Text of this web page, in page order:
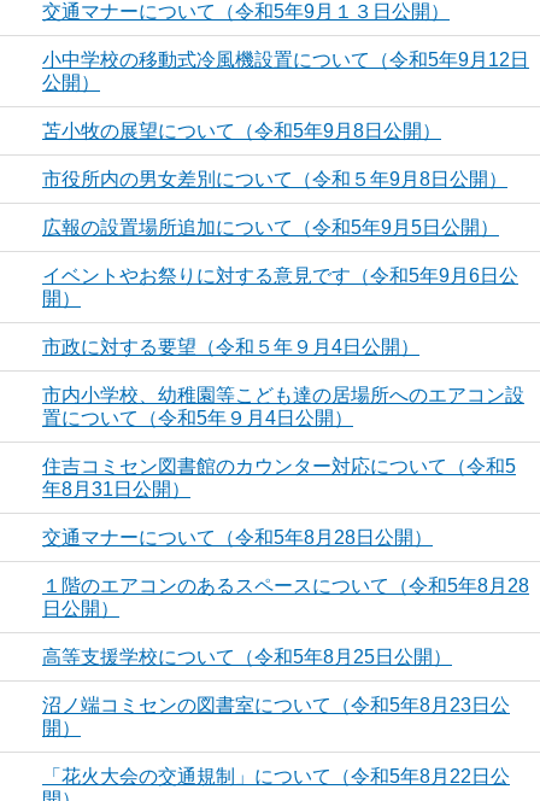
交通マナーについて（令和5年9月１３日公開）
小中学校の移動式冷風機設置について（令和5年9月12日
公開）
苫小牧の展望について（令和5年9月8日公開）
市役所内の男女差別について（令和５年9月8日公開）
広報の設置場所追加について（令和5年9月5日公開）
イベントやお祭りに対する意見です（令和5年9月6日公
開）
市政に対する要望（令和５年９月4日公開）
市内小学校、幼稚園等こども達の居場所へのエアコン設
置について（令和5年９月4日公開）
住吉コミセン図書館のカウンター対応について（令和5
年8月31日公開）
交通マナーについて（令和5年8月28日公開）
１階のエアコンのあるスペースについて（令和5年8月28
日公開）
高等支援学校について（令和5年8月25日公開）
沼ノ端コミセンの図書室について（令和5年8月23日公
開）
「花火大会の交通規制」について（令和5年8月22日公